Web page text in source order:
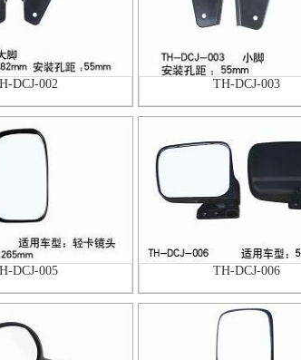
DCJ-002 TH-DCJ-003
DCJ-005 TH-DCJ-006